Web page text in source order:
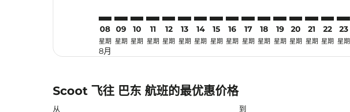
08
星期
8月
09
星期
10
星期
11
星期
12
星期
13
星期
14
星期
15
星期
16
星期
17
星期
18
星期
19
星期
20
星期
21
星期
22
星期
23
星期
Scoot 飞往 巴东 航班的最优惠价格
从 到